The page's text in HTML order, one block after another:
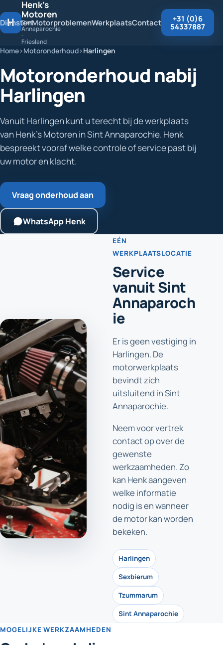
H
Henk's
Motoren
Sint
Annaparochie
·
Friesland
DienstenMotorproblemenWerkplaatsContact
+31 (0)6
54337887
Home Motoronderhoud Harlingen
Motoronderhoud nabij
Harlingen
Vanuit Harlingen kunt u terecht bij de werkplaats
van Henk's Motoren in Sint Annaparochie. Henk
bespreekt vooraf welke controle of service past bij
uw motor en klacht.
Vraag onderhoud aan
WhatsApp Henk
EÉN
WERKPLAATSLOCATIE
Service
vanuit Sint
Annaparoch
ie
Er is geen vestiging in
Harlingen. De
motorwerkplaats
bevindt zich
uitsluitend in Sint
Annaparochie.
Neem voor vertrek
contact op over de
gewenste
werkzaamheden. Zo
kan Henk aangeven
welke informatie
nodig is en wanneer
de motor kan worden
bekeken.
Harlingen
Sexbierum
Tzummarum
Sint Annaparochie
MOGELIJKE WERKZAAMHEDEN